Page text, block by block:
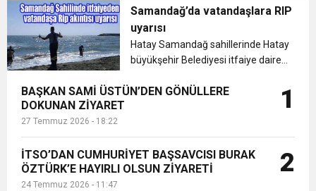
DUYURUSU
21:40 CEYLANDERE’DE BAŞKAN EMRAH
KARAÇAY’A SEVGİ SELİ
18:22 BAŞKAN SAMİ ÜSTÜN’DEN
GÖNÜLLERE DOKUNAN ZİYARET
Murat Şaydak, rip akıntısı uyarısı
yaptı....
Samandağ’da vatandaşlara RIP
uyarısı
Hatay Samandağ sahillerinde Hatay
büyükşehir Belediyesi itfaiye dairesi
Cankurtaran ekipleri tarafından rip
BAŞKAN SAMİ ÜSTÜN’DEN GÖNÜLLERE
DOKUNAN ZİYARET
27 Temmuz 2026 - 18:22
1
İTSO’DAN CUMHURİYET BAŞSAVCISI BURAK
ÖZTÜRK’E HAYIRLI OLSUN ZİYARETİ
24 Temmuz 2026 - 11:47
2